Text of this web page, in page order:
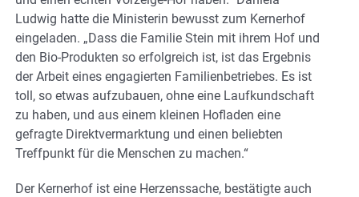
Ludwig hatte die Ministerin bewusst zum Kernerhof
eingeladen. „Dass die Familie Stein mit ihrem Hof und
den Bio-Produkten so erfolgreich ist, ist das Ergebnis
der Arbeit eines engagierten Familienbetriebes. Es ist
toll, so etwas aufzubauen, ohne eine Laufkundschaft
zu haben, und aus einem kleinen Hofladen eine
gefragte Direktvermarktung und einen beliebten
Treffpunkt für die Menschen zu machen.“
Der Kernerhof ist eine Herzenssache, bestätigte auch